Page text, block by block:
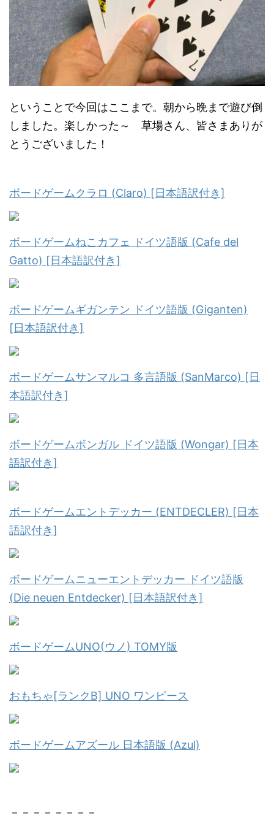
ということで今回はここまで。朝から晩まで遊び倒
しました。楽しかった～ 草場さん、皆さまありが
とうございました！
ボードゲームクラロ (Claro) [日本語訳付き]
ボードゲームねこカフェ ドイツ語版 (Cafe del
Gatto) [日本語訳付き]
ボードゲームギガンテン ドイツ語版 (Giganten)
[日本語訳付き]
ボードゲームサンマルコ 多言語版 (SanMarco) [日
本語訳付き]
ボードゲームボンガル ドイツ語版 (Wongar) [日本
語訳付き]
ボードゲームエントデッカー (ENTDECLER) [日本
語訳付き]
ボードゲームニューエントデッカー ドイツ語版
(Die neuen Entdecker) [日本語訳付き]
ボードゲームUNO(ウノ) TOMY版
おもちゃ[ランクB] UNO ワンピース
ボードゲームアズール 日本語版 (Azul)
－－－－－－－－